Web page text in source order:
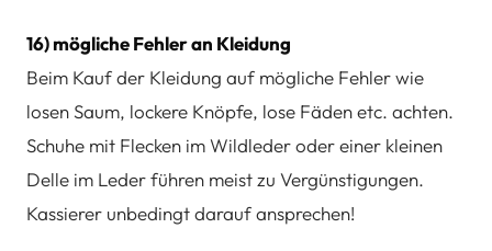
16) mögliche Fehler an Kleidung
Beim Kauf der Kleidung auf mögliche Fehler wie
losen Saum, lockere Knöpfe, lose Fäden etc. achten.
Schuhe mit Flecken im Wildleder oder einer kleinen
Delle im Leder führen meist zu Vergünstigungen.
Kassierer unbedingt darauf ansprechen!